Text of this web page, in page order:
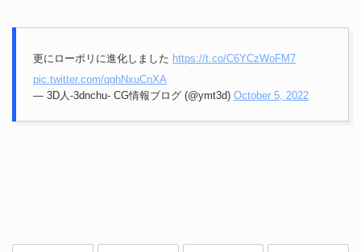
更にローポリに進化しました https://t.co/C6YCzWoFM7
pic.twitter.com/qghNxuCnXA
— 3D人-3dnchu- CG情報ブログ (@ymt3d) October 5, 2022